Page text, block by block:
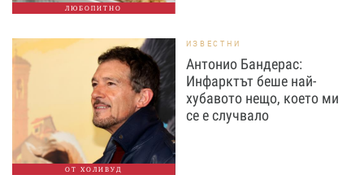
ЛЮБОПИТНО
ОТ ХОЛИВУД
ИЗВЕСТНИ
Антонио Бандерас:
Инфарктът беше най-
хубавото нещо, което ми
се е случвало